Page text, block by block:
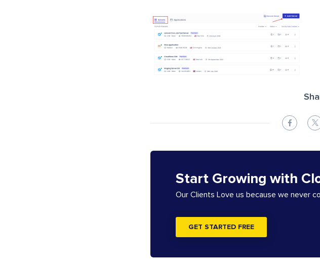
Start Growing with
Our Clients Love us because we never
GET STARTED FREE